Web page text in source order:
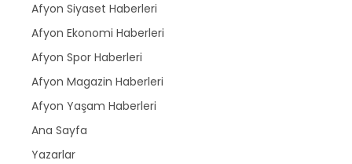
Afyon Siyaset Haberleri
Afyon Ekonomi Haberleri
Afyon Spor Haberleri
Afyon Magazin Haberleri
Afyon Yaşam Haberleri
Ana Sayfa
Yazarlar